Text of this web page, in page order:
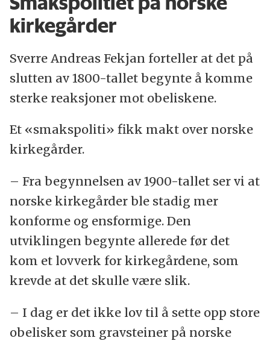
kirkegårder
Sverre Andreas Fekjan forteller at det på
slutten av 1800-tallet begynte å komme
sterke reaksjoner mot obeliskene.
Et «smakspoliti» fikk makt over norske
kirkegårder.
– Fra begynnelsen av 1900-tallet ser vi at
norske kirkegårder ble stadig mer
konforme og ensformige. Den
utviklingen begynte allerede før det
kom et lovverk for kirkegårdene, som
krevde at det skulle være slik.
– I dag er det ikke lov til å sette opp store
obelisker som gravsteiner på norske